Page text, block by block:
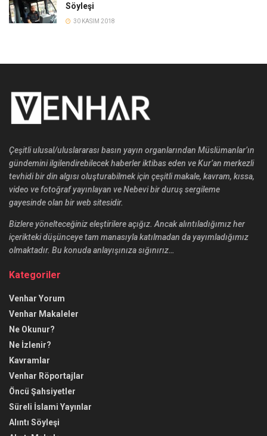
Söyleşi
30 KASIM 2018
Çeşitli ulusal/uluslararası basın yayın organlarından Müslümanlar’ın
gündemini ilgilendirebilecek haberler iktibas eden ve Kur’an merkezli
tevhidi bir din algısı oluşturabilmek için çeşitli makale, kavram, kıssa,
video ve fotoğraf yayınlayan ve Nebevi bir duruş sergileme
gayesinde olan bir web sitesidir.
Bizlere yönelteceğiniz eleştirilere açığız. Ancak alıntıladığımız her
içerikteki düşünceye tam manasıyla katılmadan da yayımladığımız
olmaktadır. Bu konuda anlayışınıza sığınırız…
Kategoriler
Venhar Yorum
Venhar Makaleler
Ne Okunur?
Ne İzlenir?
Kavramlar
Venhar Röportajlar
Öncü Şahsiyetler
Süreli İslami Yayınlar
Alıntı Söyleşi